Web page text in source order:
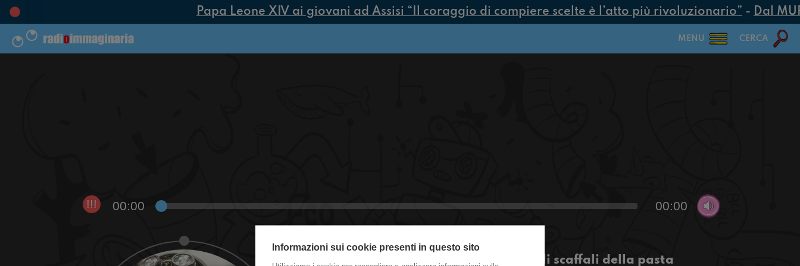
Papa Leone XIV ai giovani ad Assisi “Il coraggio di compiere scelte è l’atto più rivoluzionario”- Dal
MENU CERCA
!!! 00:00 00:00
#castenaso Disavventure e casini tra gli scaffali della pasta
Informazioni sui cookie presenti in questo sito